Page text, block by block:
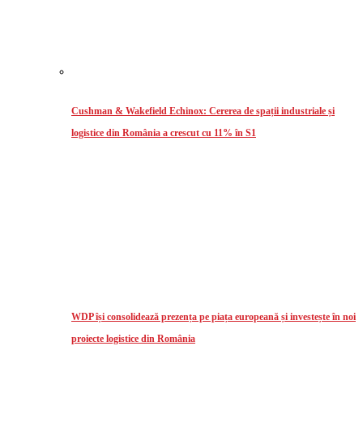
Cushman & Wakefield Echinox: Cererea de spații industriale și
logistice din România a crescut cu 11% în S1
WDP își consolidează prezența pe piața europeană și investește în noi
proiecte logistice din România